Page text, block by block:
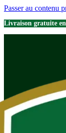
Passer au contenu
Livraison gratuite